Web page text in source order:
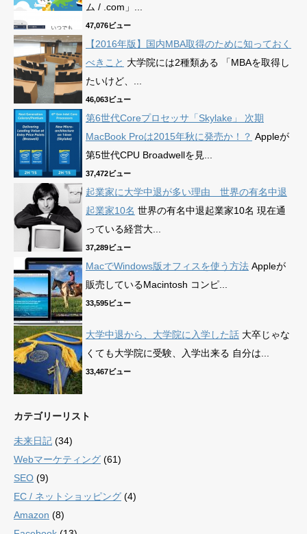
ム / .com」...
47,076ビュー
【2016年版】国内MBA取得のために知っておく
べきこと 大学院には2種類ある 「MBAを取得し
たいけど、...
46,063ビュー
第6世代Coreプロセッサ「Skylake」 次期
MacBook Proは2015年秋に発売か！？ Appleが
第5世代CPU Broadwellを見...
37,472ビュー
起業家に大学中退が多い理由 世界の有名中退
起業家10名 世界の有名中退起業家10名 現在通
っている経営大...
37,289ビュー
MacでWindows版オフィスを使う方法 Appleが
販売しているMacintosh コンピ...
33,595ビュー
大学中退から、大学院に入学した話 大卒じゃな
くても大学院に受験、入学出来る 自分は...
33,467ビュー
カテゴリーリスト
未来日記 (34)
Webマーケティング (61)
SEO (9)
EC / ネットショッピング (4)
Amazon (8)